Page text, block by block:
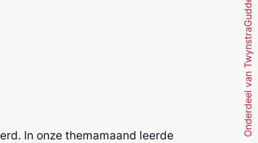
In onze themamaand leerde
Onderdeel van TwynstraGudde